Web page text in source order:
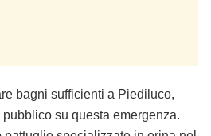
bagni sufficienti a Piediluco,
su questa emergenza.